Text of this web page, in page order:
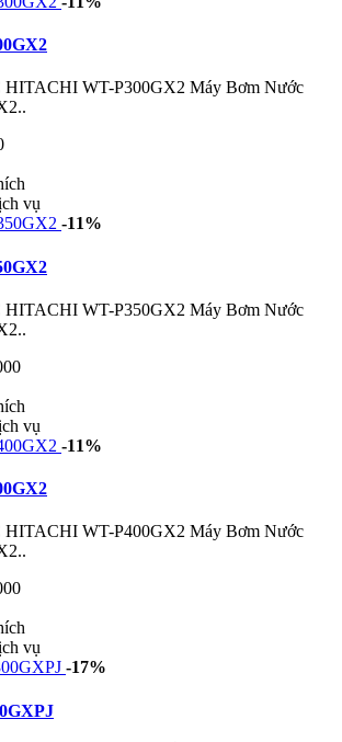
WT-P300GX2 Máy Bơm Nước
vụ
-11%
WT-P350GX2 Máy Bơm Nước
vụ
-11%
WT-P400GX2 Máy Bơm Nước
vụ
-17%